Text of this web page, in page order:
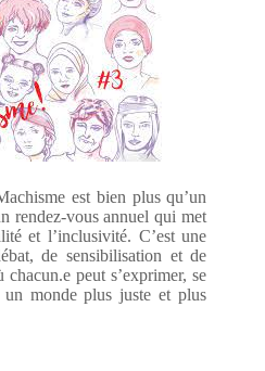
est bien plus qu’un
rendez-vous annuel qui met
et l’inclusivité. C’est une
de sensibilisation et de
peut s’exprimer, se
monde plus juste et plus